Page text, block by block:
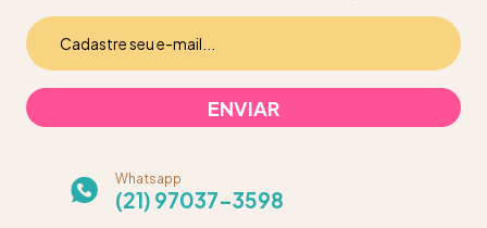
Whatsapp
(21) 97037-3598